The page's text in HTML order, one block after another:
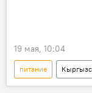
19 мая, 10:04
питание
школьники